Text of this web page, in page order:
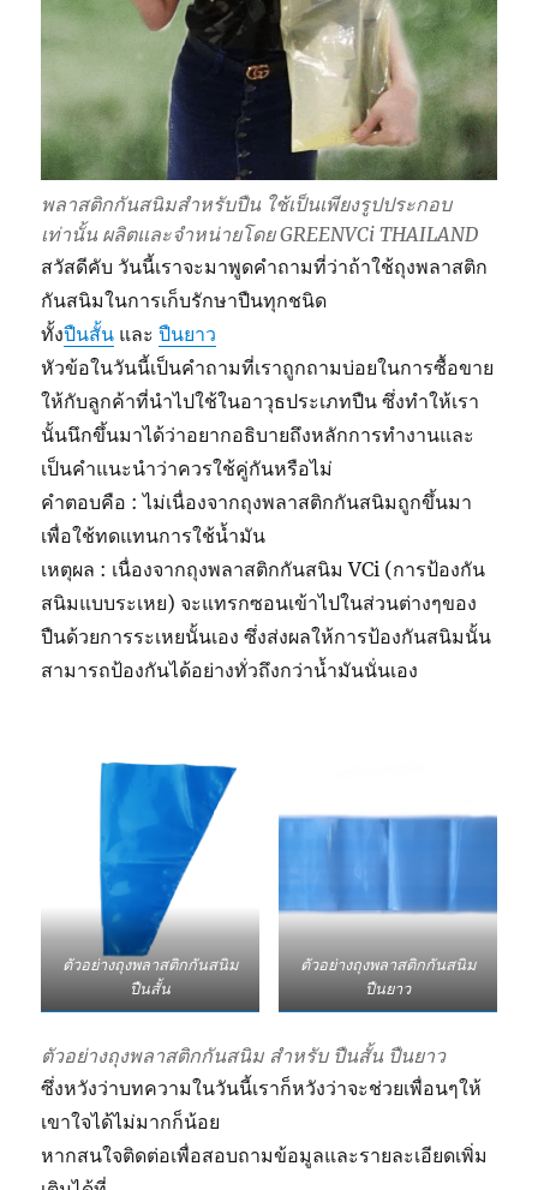
พลาสติกกันสนิมสำหรับปืน ใช้เป็นเพียงรูปประกอบ
เท่านั้น ผลิตและจำหน่ายโดย GREENVCi THAILAND
สวัสดีคับ วันนี้เราจะมาพูดคำถามที่ว่าถ้าใช้ถุงพลาสติก
กันสนิมในการเก็บรักษาปืนทุกชนิด
ทั้งปืนสั้น และปืนยาว
หัวข้อในวันนี้เป็นคำถามที่เราถูกถามบ่อยในการซื้อขาย
ให้กับลูกค้าที่นำไปใช้ในอาวุธประเภทปืน ซึ่งทำให้เรา
นั้นนึกขึ้นมาได้ว่าอยากอธิบายถึงหลักการทำงานและ
เป็นคำแนะนำว่าควรใช้คู่กันหรือไม่
คำตอบคือ : ไม่เนื่องจากถุงพลาสติกกันสนิมถูกขึ้นมา
เพื่อใช้ทดแทนการใช้น้ำมัน
เหตุผล : เนื่องจากถุงพลาสติกกันสนิม VCi (การป้องกัน
สนิมแบบระเหย) จะแทรกซอนเข้าไปในส่วนต่างๆของ
ปืนด้วยการระเหยนั้นเอง ซึ่งส่งผลให้การป้องกันสนิมนั้น
สามารถป้องกันได้อย่างทั่วถึงกว่าน้ำมันนั่นเอง
ตัวอย่างถุงพลาสติกกันสนิม
ปืนสั้น
ตัวอย่างถุงพลาสติกกันสนิม
ปืนยาว
ตัวอย่างถุงพลาสติกกันสนิม สำหรับ ปืนสั้น ปืนยาว
ซึ่งหวังว่าบทความในวันนี้เราก็หวังว่าจะช่วยเพื่อนๆให้
เขาใจได้ไม่มากก็น้อย
หากสนใจติดต่อเพื่อสอบถามข้อมูลและรายละเอียดเพิ่ม